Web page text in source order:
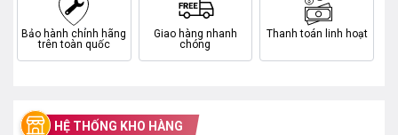
Bảo hành chính hãng
trên toàn quốc
Giao hàng nhanh
chóng
Thanh toán linh hoạt
HỆ THỐNG KHO HÀNG